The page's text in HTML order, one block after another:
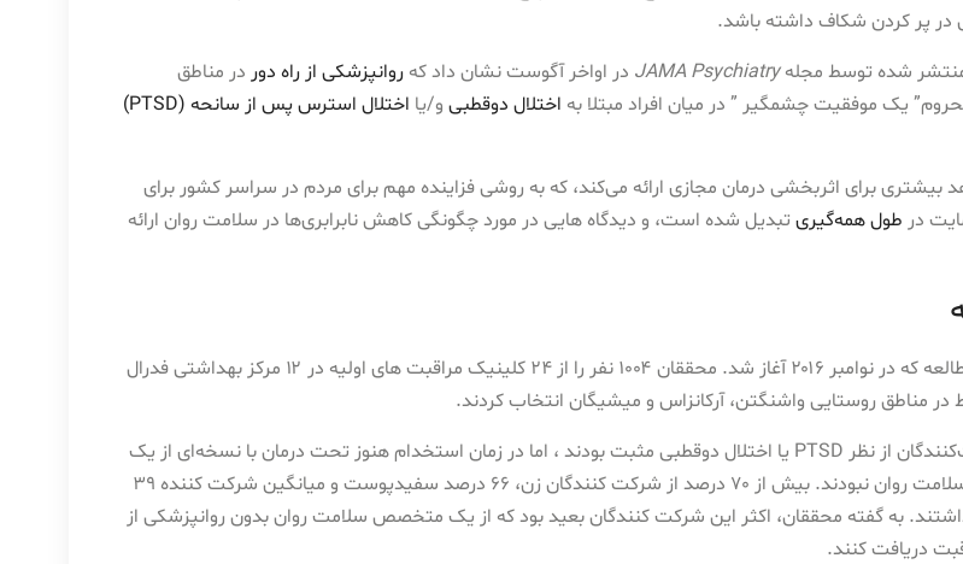
پر کردن شکاف داشته باشد.
شده توسط مجلهJAMA Psychiatry در اواخر آگوست نشان داد که روانپزشکی از راه دور در مناطق
یک موفقیت چشمگیر ” در میان افراد مبتلا به اختلال دوقطبی و/یا اختلال استرس پس از سانحه (PTSD)
بیشتری برای اثربخشی درمان مجازی ارائه می‌کند، که به روشی فزاینده مهم برای مردم در سراسر کشور برای
در طول همه‌گیری تبدیل شده است، و دیدگاه هایی در مورد چگونگی کاهش نابرابری‌ها در سلامت روان ارائه
برای این مطالعه که در نوامبر ۲۰۱۶ آغاز شد. محققان ۱۰۰۴ نفر را از ۲۴ کلینیک مراقبت های اولیه در ۱۲ مرکز بهداشتی فدرال
در مناطق روستایی واشنگتن، آرکانزاس و میشیگان انتخاب کردند.
همه شرکت‌کنندگان از نظر PTSD یا اختلال دوقطبی مثبت بودند ، اما در زمان استخدام هنوز تحت درمان با نسخه‌ای از یک
متخصص سلامت روان نبودند. بیش از 70 درصد از شرکت کنندگان زن، 66 درصد سفیدپوست و میانگین شرکت کننده 39
به گفته محققان، اکثر این شرکت کنندگان بعید بود که از یک متخصص سلامت روان بدون روانپزشکی از
دریافت کنند.